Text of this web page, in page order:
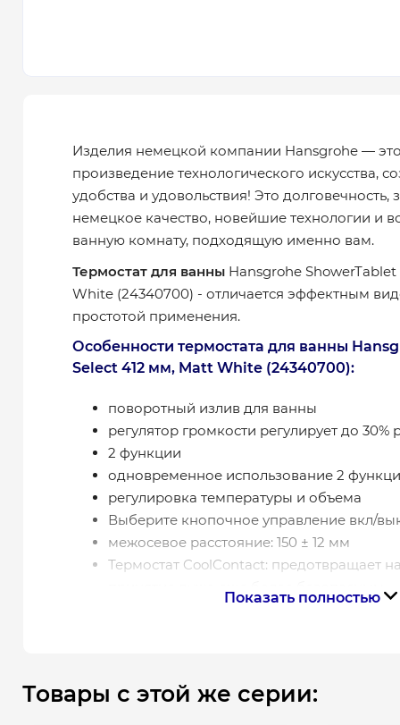
Изделия немецкой компании Hansgrohe —
произведение технологического искусства,
удобства и удовольствия! Это долговечность,
немецкое качество, новейшие технологии и
ванную комнату, подходящую именно вам.
Термостат для ванны Hansgrohe
White (24340700) - отличается эффектным
простотой применения.
Особенности термостата для ванны
Select 412 мм, Matt White (24340700):
поворотный излив для ванны
регулятор громкости регулирует до 30%
2 функции
одновременное использование 2
регулировка температуры и объема
Выберите кнопочное управление вкл/
межосевое расстояние: 150 ± 12 мм
Термостат CoolContact: предотвращает
Максимум. рабочее давление: 10 бар
Показать полностью
Товары с этой же серии: